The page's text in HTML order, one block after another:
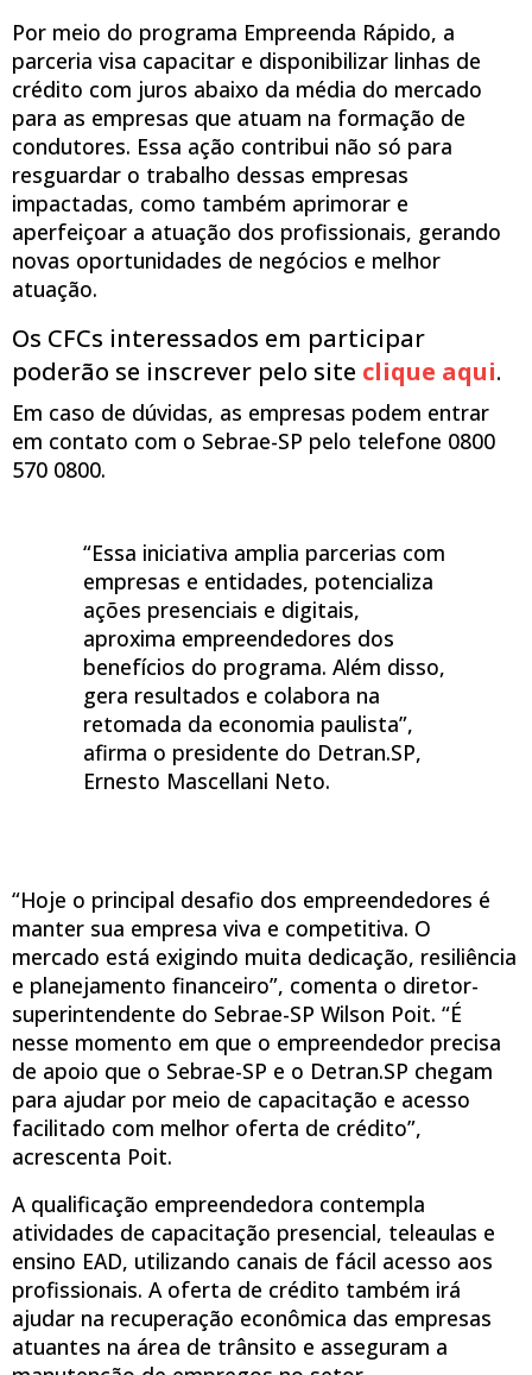
Por meio do programa Empreenda Rápido, a
parceria visa capacitar e disponibilizar linhas de
crédito com juros abaixo da média do mercado
para as empresas que atuam na formação de
condutores. Essa ação contribui não só para
resguardar o trabalho dessas empresas
impactadas, como também aprimorar e
aperfeiçoar a atuação dos profissionais, gerando
novas oportunidades de negócios e melhor
atuação.
Os CFCs interessados em participar
poderão se inscrever pelo site clique aqui.
Em caso de dúvidas, as empresas podem entrar
em contato com o Sebrae-SP pelo telefone 0800
570 0800.
“Essa iniciativa amplia parcerias com
empresas e entidades, potencializa
ações presenciais e digitais,
aproxima empreendedores dos
benefícios do programa. Além disso,
gera resultados e colabora na
retomada da economia paulista”,
afirma o presidente do Detran.SP,
Ernesto Mascellani Neto.
“Hoje o principal desafio dos empreendedores é
manter sua empresa viva e competitiva. O
mercado está exigindo muita dedicação, resiliência
e planejamento financeiro”, comenta o diretor-
superintendente do Sebrae-SP Wilson Poit. “É
nesse momento em que o empreendedor precisa
de apoio que o Sebrae-SP e o Detran.SP chegam
para ajudar por meio de capacitação e acesso
facilitado com melhor oferta de crédito”,
acrescenta Poit.
A qualificação empreendedora contempla
atividades de capacitação presencial, teleaulas e
ensino EAD, utilizando canais de fácil acesso aos
profissionais. A oferta de crédito também irá
ajudar na recuperação econômica das empresas
atuantes na área de trânsito e asseguram a